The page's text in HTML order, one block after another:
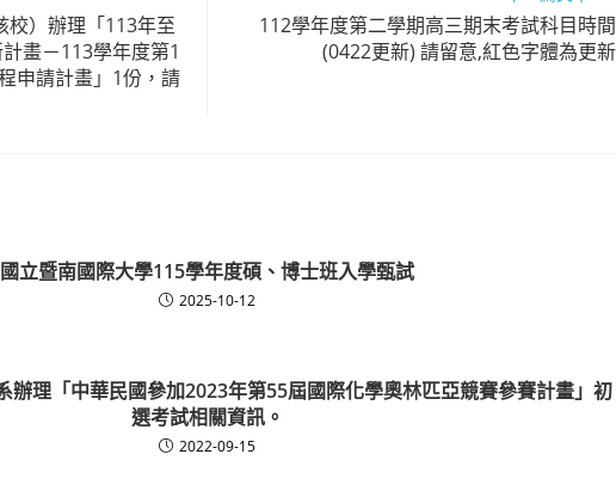
校）辦理「113年至
畫－113學年度第1
申請計畫」1份，請
112學年度第二學期高三期末考試科目時
(0422更新) 請留意,紅色字體為更
國立暨南國際大學115學年度碩、博士班入學甄試
2025-10-12
辦理「中華民國參加2023年第55屆國際化學奧林匹亞競賽參賽計畫」初
選考試相關資訊。
2022-09-15